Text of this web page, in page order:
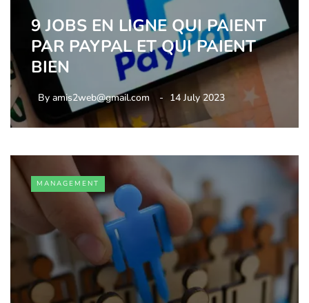
9 JOBS EN LIGNE QUI PAIENT
PAR PAYPAL ET QUI PAIENT
BIEN
By amis2web@gmail.com 14 July 2023
MANAGEMENT